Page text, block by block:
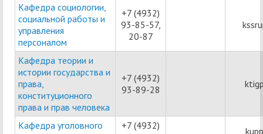
Кафедра социологии,
социальной работы и
управления
персоналом
+7 (4932)
93-85-57,
20-87
Кафедра теории и
истории государства и
права,
конституционного
права и прав человека
+7 (4932)
93-89-28
Кафедра уголовного
+7 (4932)